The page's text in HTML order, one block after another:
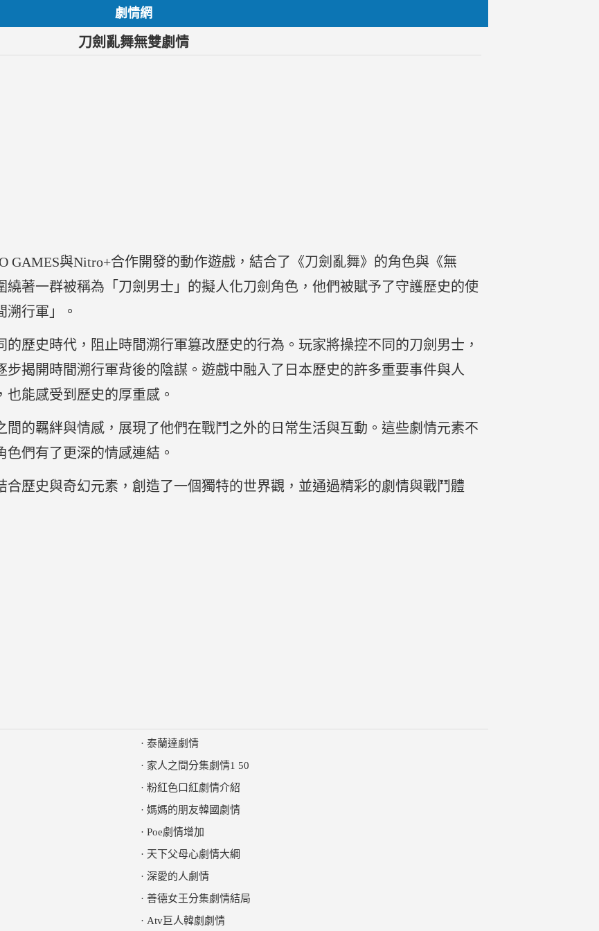
劇情網
刀劍亂舞無雙劇情
GAMES與Nitro+合作開發的動作遊戲，結合了《刀劍亂舞》的角色與《無
繞著一群被稱為「刀劍男士」的擬人化刀劍角色，他們被賦予了守護歷史的使
溯行軍」。
歷史時代，阻止時間溯行軍篡改歷史的行為。玩家將操控不同的刀劍男士，
揭開時間溯行軍背後的陰謀。遊戲中融入了日本歷史的許多重要事件與人
能感受到歷史的厚重感。
間的羈絆與情感，展現了他們在戰鬥之外的日常生活與互動。這些劇情元素不
們有了更深的情感連結。
歷史與奇幻元素，創造了一個獨特的世界觀，並通過精彩的劇情與戰鬥體
· 泰蘭達劇情
· 家人之間分集劇情1 50
· 粉紅色口紅劇情介紹
· 媽媽的朋友韓國劇情
· Poe劇情增加
· 天下父母心劇情大綱
· 深愛的人劇情
· 善德女王分集劇情結局
· Atv巨人韓劇劇情